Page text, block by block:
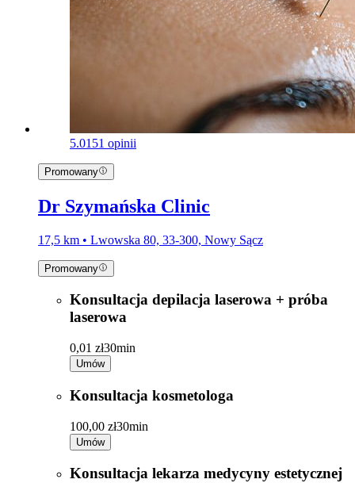
5.0151 opinii
Promowany
Dr Szymańska Clinic
17,5 km • Lwowska 80, 33-300, Nowy Sącz
Promowany
Konsultacja depilacja laserowa + próba
laserowa
0,01 zł30min
Umów
Konsultacja kosmetologa
100,00 zł30min
Umów
Konsultacja lekarza medycyny estetycznej